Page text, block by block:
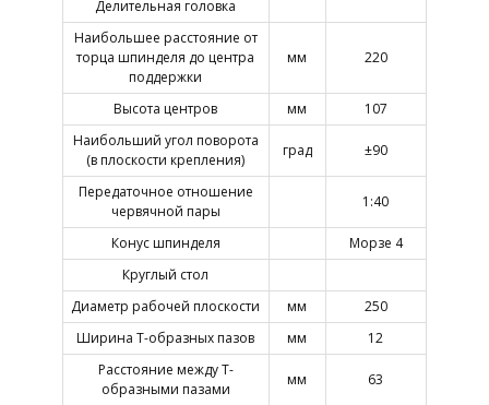
Делительная головка
Наибольшее расстояние от
торца шпинделя до центра
поддержки
мм 220
Высота центров мм
107
Наибольший угол поворота
(в плоскости крепления)
град ±90
Передаточное отношение
червячной пары
1:40
Конус шпинделя
Морзе 4
Круглый стол
Диаметр рабочей плоскости
мм
250
Ширина Т-образных пазов
мм
12
Расстояние между Т-
образными пазами
мм 63